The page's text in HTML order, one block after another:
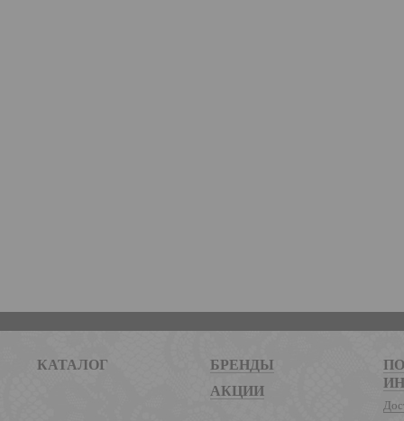
КАТАЛОГ
БРЕНДЫ
АКЦИИ